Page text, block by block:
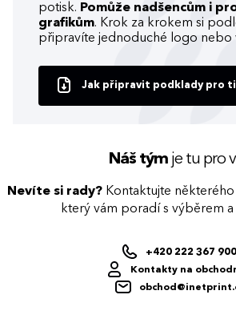
potisk. Pomůže nadšencům i
grafikům. Krok za krokem si
připravíte jednoduché logo nebo
Jak připravit podklady pro
Náš týmje tu pro
Nevíte si rady? Kontaktujte
který vám poradí s výběrem
+420 222 367 900
Kontakty na